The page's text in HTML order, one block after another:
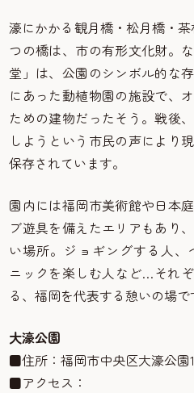
濠にかかる観月橋・松月橋・
つの橋は、市の有形文化財。
堂」は、公園のシンボル的な
にあった動植物園の施設で、
ための建物だったそう。戦後
しようという市民の声により
保存されています。
園内には福岡市美術館や日本
ブ遊具を備えたエリアもあり
い場所。ジョギングする人
ニックを楽しむ人など…それ
る、福岡を代表する憩いの場で
大濠公園
■住所：福岡市中央区大濠公園
■アクセス：